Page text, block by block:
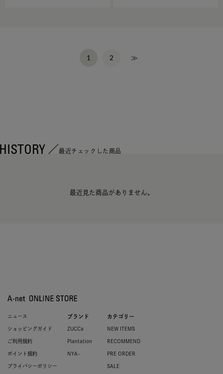
1 2 ≫
最近チェックした商品
最近見た商品がありません。
ニュース
ショッピングガイド
ご利用規約
ポイント規約
プライバシーポリシー
ブランド
ZUCCa
Plantation
NYA-
カテゴリー
NEW ITEMS
RECOMMEND
PRE ORDER
SALE